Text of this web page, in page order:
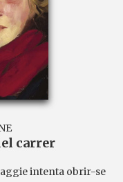
carrer
intenta obrir-se